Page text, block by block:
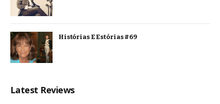
Histórias E Estórias #69
Latest Reviews